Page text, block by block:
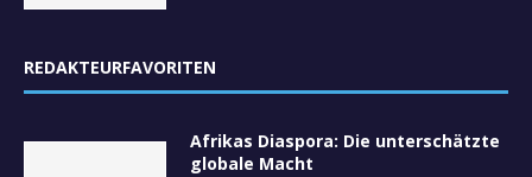
REDAKTEURFAVORITEN
Afrikas Diaspora: Die unterschätzte
globale Macht